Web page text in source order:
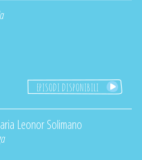
EPISODI DISPONIBILI
Leonor Solimano